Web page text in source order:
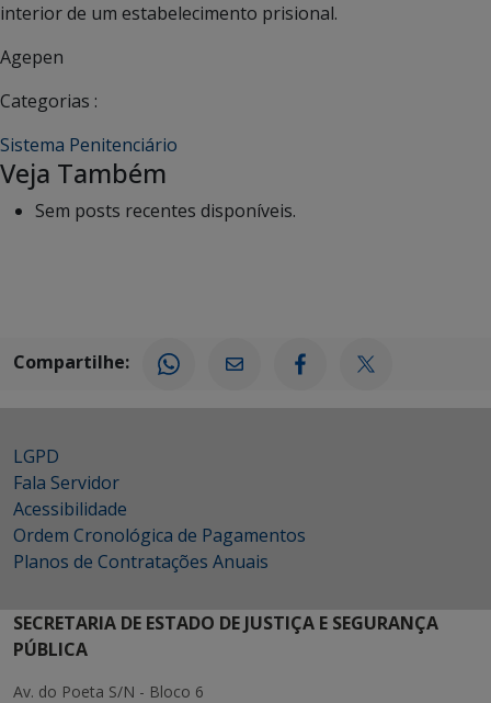
interior de um estabelecimento prisional.
Agepen
Categorias :
Sistema Penitenciário
Veja Também
Sem posts recentes disponíveis.
Compartilhe:
LGPD
Fala Servidor
Acessibilidade
Ordem Cronológica de Pagamentos
Planos de Contratações Anuais
SECRETARIA DE ESTADO DE JUSTIÇA E SEGURANÇA
PÚBLICA
Av. do Poeta S/N - Bloco 6